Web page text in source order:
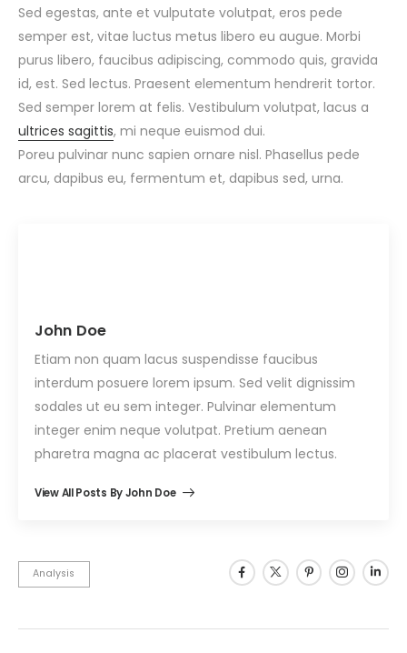
Sed egestas, ante et vulputate volutpat, eros pede
semper est, vitae luctus metus libero eu augue. Morbi
purus libero, faucibus adipiscing, commodo quis, gravida
id, est. Sed lectus. Praesent elementum hendrerit tortor.
Sed semper lorem at felis. Vestibulum volutpat, lacus a
ultrices sagittis, mi neque euismod dui.
Poreu pulvinar nunc sapien ornare nisl. Phasellus pede
arcu, dapibus eu, fermentum et, dapibus sed, urna.
John Doe
Etiam non quam lacus suspendisse faucibus
interdum posuere lorem ipsum. Sed velit dignissim
sodales ut eu sem integer. Pulvinar elementum
integer enim neque volutpat. Pretium aenean
pharetra magna ac placerat vestibulum lectus.
View All Posts By John Doe
Analysis